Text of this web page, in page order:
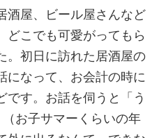
酒屋、ビール屋さんなど
どこでも可愛がってもら
。初日に訪れた居酒屋の
になって、お会計の時に
です。お話を伺うと「う
お子サマーくらいの年